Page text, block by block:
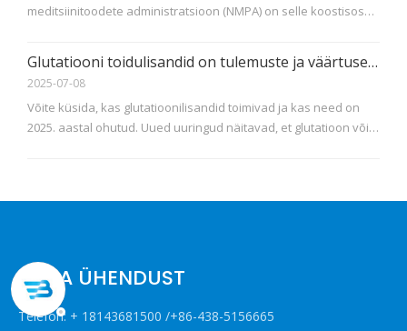
meditsiinitoodete administratsioon (NMPA) on selle koostisosa
NMPA avaldatud avaliku taotlusteabe kohaselt on Inn
Glutatiooni toidulisandid on tulemuste ja väärtuse osas üle vaadatud
2025-07-08
Võite küsida, kas glutatioonilisandid toimivad ja kas need on
2025. aastal ohutud. Uued uuringud näitavad, et glutatioon võib
VÕTA ÜHENDUST
Telefon: + 18143681500 /+86-438-5156665